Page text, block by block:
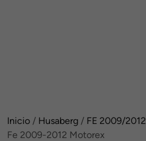
Inicio / Husaberg / FE 2009/2012
Fe 2009-2012 Motorex